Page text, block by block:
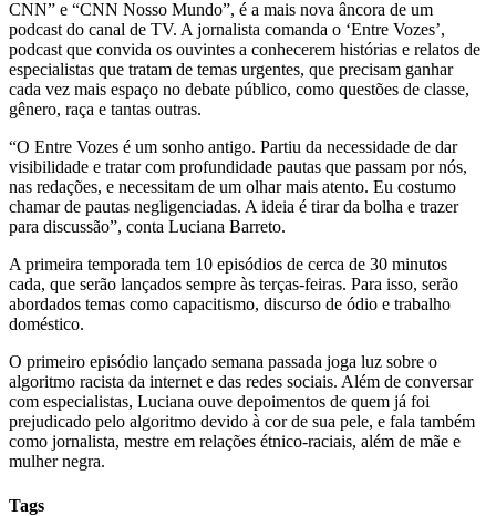
CNN” e “CNN Nosso Mundo”, é a mais nova âncora de um
podcast do canal de TV. A jornalista comanda o ‘Entre Vozes’,
podcast que convida os ouvintes a conhecerem histórias e relatos de
especialistas que tratam de temas urgentes, que precisam ganhar
cada vez mais espaço no debate público, como questões de classe,
gênero, raça e tantas outras.
“O Entre Vozes é um sonho antigo. Partiu da necessidade de dar
visibilidade e tratar com profundidade pautas que passam por nós,
nas redações, e necessitam de um olhar mais atento. Eu costumo
chamar de pautas negligenciadas. A ideia é tirar da bolha e trazer
para discussão”, conta Luciana Barreto.
A primeira temporada tem 10 episódios de cerca de 30 minutos
cada, que serão lançados sempre às terças-feiras. Para isso, serão
abordados temas como capacitismo, discurso de ódio e trabalho
doméstico.
O primeiro episódio lançado semana passada joga luz sobre o
algoritmo racista da internet e das redes sociais. Além de conversar
com especialistas, Luciana ouve depoimentos de quem já foi
prejudicado pelo algoritmo devido à cor de sua pele, e fala também
como jornalista, mestre em relações étnico-raciais, além de mãe e
mulher negra.
Tags